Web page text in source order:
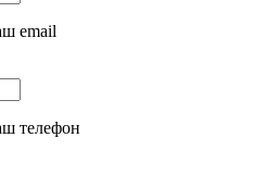
email
телефон